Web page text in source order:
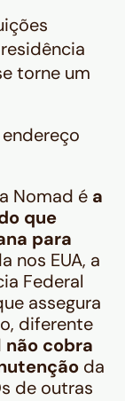
torne um
Nomad é a
que
para
nos EUA, a
Federal
assegura
diferente
não cobra
da
de outras